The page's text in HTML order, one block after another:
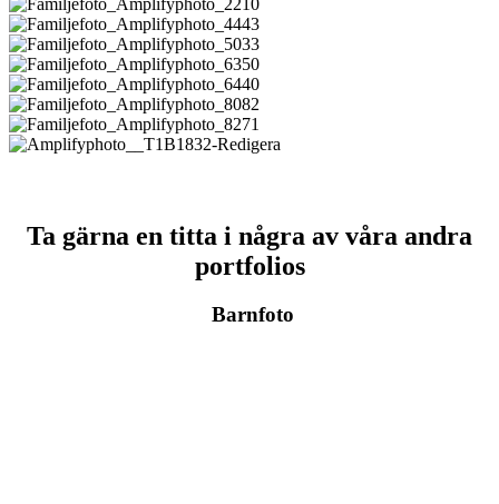
Ta gärna en titta i några av våra andra
portfolios
Barnfoto